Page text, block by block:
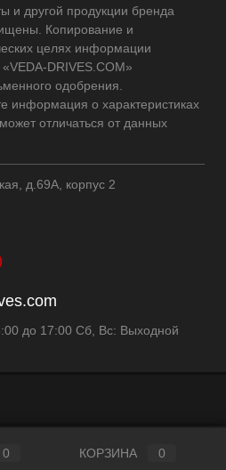
и другой продукции бренда
Копирование и
целях информации
DRIVES.COM»
одобрения.
информация о характеристиках
отличаться от данных
д.69А, корпус 2
до 17:00 Сб, Вс: Выходной
0 КОРЗИНА 0